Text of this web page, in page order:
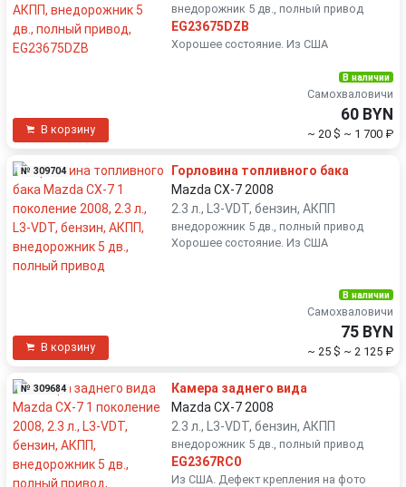
внедорожник 5 дв., полный привод
EG23675DZB
Хорошее состояние. Из США
В корзину
В наличии
Самохваловичи
60 BYN
~ 20 $ ~ 1 700 ₽
№ 309704
Горловина топливного бака
Mazda CX-7 2008
2.3 л., L3-VDT, бензин, АКПП
внедорожник 5 дв., полный привод
Хорошее состояние. Из США
В корзину
В наличии
Самохваловичи
75 BYN
~ 25 $ ~ 2 125 ₽
№ 309684
Камера заднего вида
Mazda CX-7 2008
2.3 л., L3-VDT, бензин, АКПП
внедорожник 5 дв., полный привод
EG2367RC0
Из США. Дефект крепления на фото